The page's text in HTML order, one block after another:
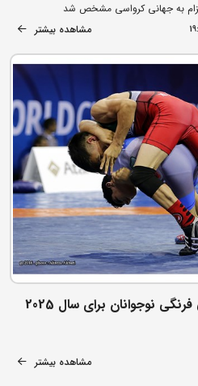
به جهانی کرواسی مشخص شد
مشاهده بیشتر
چرخه انتخابی تیم ملی کشتی فرنگی نوجوانان برای سال 2025
مشاهده بیشتر